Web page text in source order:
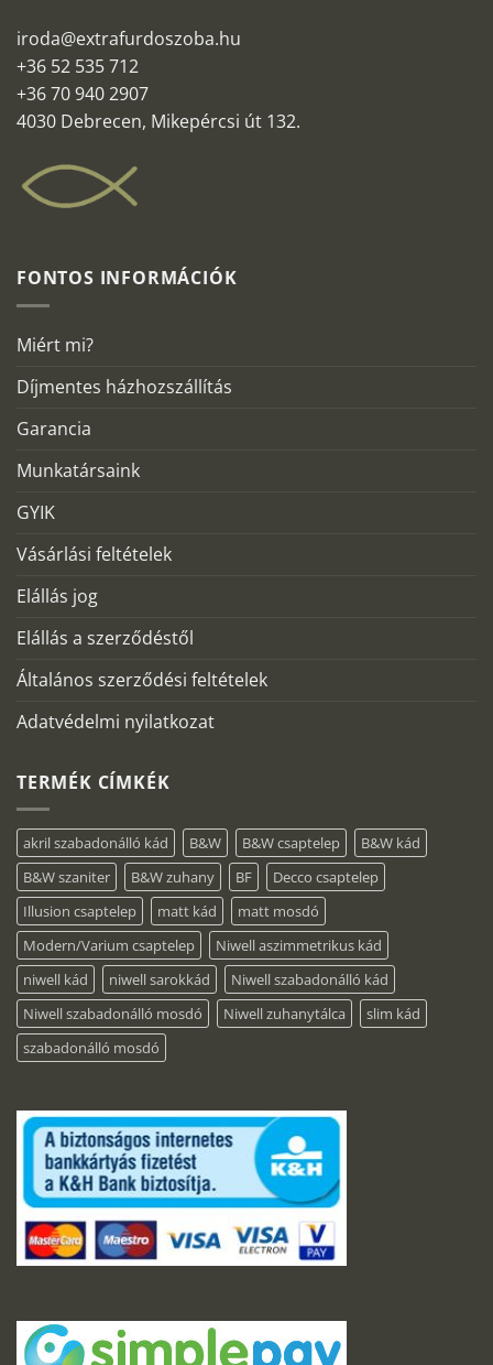
iroda@extrafurdoszoba.hu
+36 52 535 712
+36 70 940 2907
4030 Debrecen, Mikepércsi út 132.
FONTOS INFORMÁCIÓK
Miért mi?
Díjmentes házhozszállítás
Garancia
Munkatársaink
GYIK
Vásárlási feltételek
Elállás jog
Elállás a szerződéstől
Általános szerződési feltételek
Adatvédelmi nyilatkozat
TERMÉK CÍMKÉK
akril szabadonálló kád B&W B&W csaptelep
B&W kád
B&W szaniter
B&W zuhany BF
Decco csaptelep
Illusion csaptelep
matt kád
matt mosdó
Modern/Varium csaptelep
Niwell aszimmetrikus kád
niwell kád
niwell sarokkád
Niwell szabadonálló kád
Niwell szabadonálló mosdó
Niwell zuhanytálca
slim kád
szabadonálló mosdó